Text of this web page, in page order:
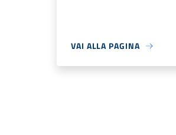
VAI ALLA PAGINA